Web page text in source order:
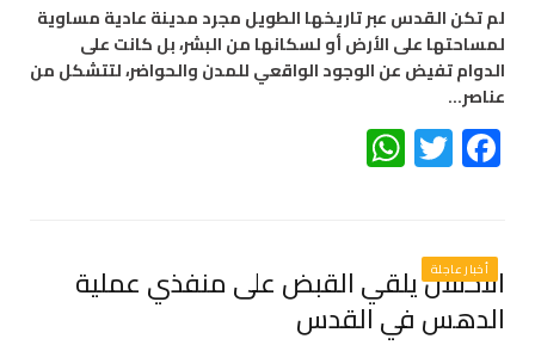
لم تكن القدس عبر تاريخها الطويل مجرد مدينة عادية مساوية
لمساحتها على الأرض أو لسكانها من البشر، بل كانت على
الدوام تفيض عن الوجود الواقعي للمدن والحواضر، لتتشكل من
عناصر…
Facebook
Twitter
أخبار عاجلة
الاحتلال يلقي القبض على منفذي عملية
الدهس في القدس